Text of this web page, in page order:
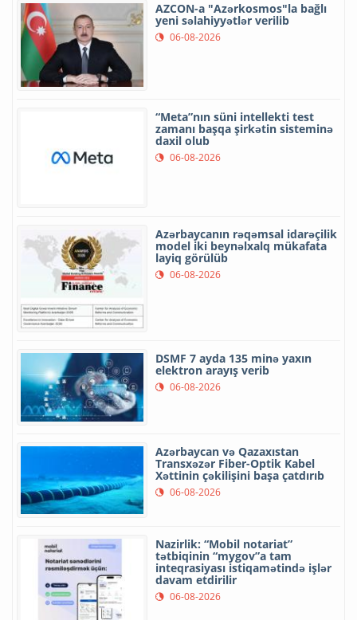
AZCON-a "Azərkosmos"la bağlı
yeni səlahiyyətlər verilib
06-08-2026
“Meta”nın süni intellekti test
zamanı başqa şirkətin sisteminə
daxil olub
06-08-2026
Azərbaycanın rəqəmsal idarəçilik
model iki beynəlxalq mükafata
layiq görülüb
06-08-2026
DSMF 7 ayda 135 minə yaxın
elektron arayış verib
06-08-2026
Azərbaycan və Qazaxıstan
Transxəzər Fiber-Optik Kabel
Xəttinin çəkilişini başa çatdırıb
06-08-2026
Nazirlik: “Mobil notariat”
tətbiqinin “mygov”a tam
inteqrasiyası istiqamətində işlər
davam etdirilir
06-08-2026